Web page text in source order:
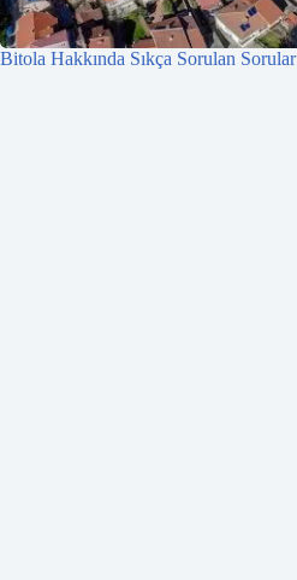
Bitola Hakkında Sıkça Sorulan Sorular